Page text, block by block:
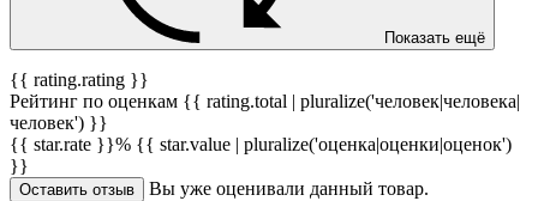
Показать ещё
{{ rating.rating }}
Рейтинг по оценкам {{ rating.total | pluralize('человек|человека|
человек') }}
{{ star.rate }}% {{ star.value | pluralize('оценка|оценки|оценок')
}}
Оставить отзыв Вы уже оценивали данный товар.